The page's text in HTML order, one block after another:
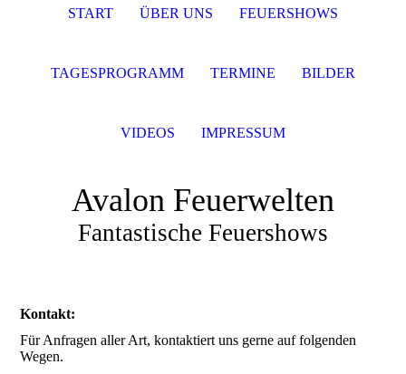
Avalon Feuerwelten
Fantastische Feuershows
Kontakt:
Für Anfragen aller Art, kontaktiert uns gerne auf folgenden
Wegen.
START ÜBER UNS FEUERSHOWS
TAGESPROGRAMM TERMINE BILDER
VIDEOS IMPRESSUM